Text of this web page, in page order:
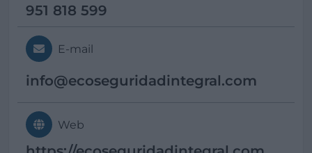
951 818 599
E-mail
info@ecoseguridadintegral.com
Web